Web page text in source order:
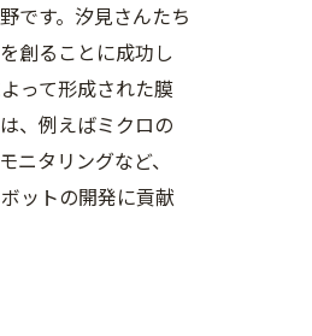
です。汐見さんたち
創ることに成功し
って形成された膜
、例えばミクロの
タリングなど、
ットの開発に貢献